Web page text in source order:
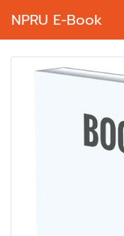
NPRU E-Book